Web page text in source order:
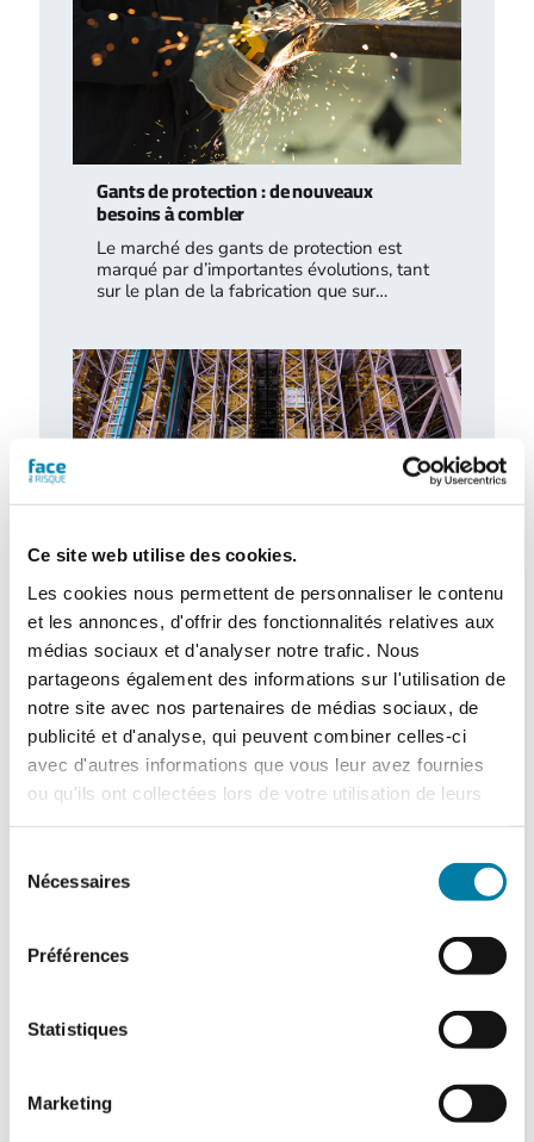
Ce site web utilise des cookies.
Les cookies nous permettent de personnaliser le contenu
et les annonces, d'offrir des fonctionnalités relatives aux
médias sociaux et d'analyser notre trafic. Nous
partageons également des informations sur l'utilisation de
notre site avec nos partenaires de médias sociaux, de
publicité et d'analyse, qui peuvent combiner celles-ci
avec d'autres informations que vous leur avez fournies
ou qu'ils ont collectées lors de votre utilisation de leurs
Nécessaires
Préférences
Statistiques
Marketing
Gants de protection : de nouveaux
besoins à combler
Le marché des gants de protection est
marqué par d’importantes évolutions, tant
sur le plan de la fabrication que sur…
L’extinction automatique par sprinkleur à
l’épreuve des nouveaux risques
Dans un contexte marqué par l’émergence
de nouveaux risques et l’évolution rapide
des modes de stockage et d’exploitation,
le…
Accidentologie industrielle : les
enseignements de l’année 2025